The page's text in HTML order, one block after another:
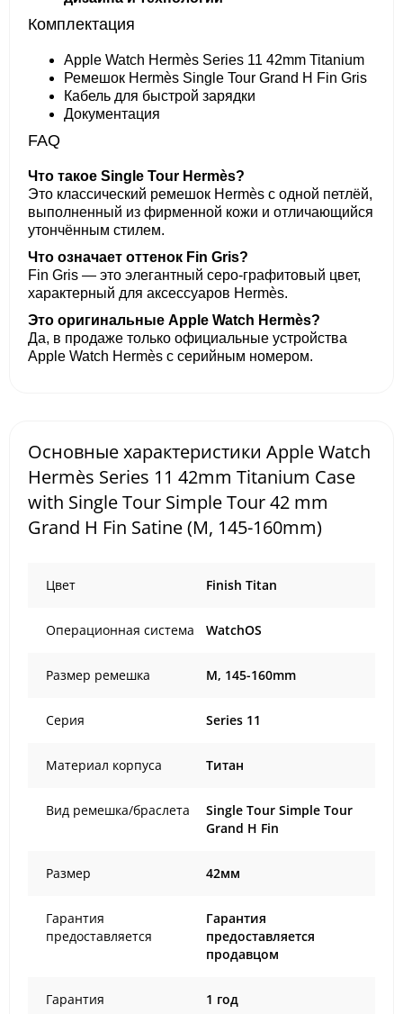
Комплектация
Apple Watch Hermès Series 11 42mm Titanium
Ремешок Hermès Single Tour Grand H Fin Gris
Кабель для быстрой зарядки
Документация
FAQ
Что такое Single Tour Hermès?
Это классический ремешок Hermès с одной петлёй,
выполненный из фирменной кожи и отличающийся
утончённым стилем.
Что означает оттенок Fin Gris?
Fin Gris — это элегантный серо-графитовый цвет,
характерный для аксессуаров Hermès.
Это оригинальные Apple Watch Hermès?
Да, в продаже только официальные устройства
Apple Watch Hermès с серийным номером.
Основные характеристики Apple Watch
Hermès Series 11 42mm Titanium Case
with Single Tour Simple Tour 42 mm
Grand H Fin Satine (M, 145-160mm)
Цвет Finish Titan
Операционная система WatchOS
Размер ремешка M, 145-160mm
Серия Series 11
Материал корпуса Титан
Вид ремешка/браслета
Single Tour Simple Tour
Grand H Fin
Размер 42мм
Гарантия
предоставляется
Гарантия
предоставляется
продавцом
Гарантия 1 год